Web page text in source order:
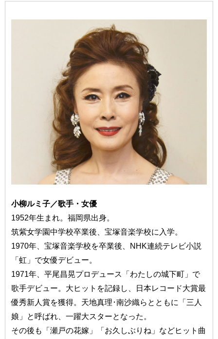
小柳ルミ子／歌手・女優
1952年生まれ。福岡県出身。
筑紫女学園中学校卒業後、宝塚音楽学校に入学。
1970年、宝塚音楽学校を卒業後、NHK連続テレビ小説
「虹」で女優デビュー。
1971年、平尾昌晃プロデュース「わたしの城下町」で
歌手デビュー。大ヒットを記録し、日本レコード大賞最
優秀新人賞を獲得。天地真理･南沙織らとともに「三人
娘」と呼ばれ、一躍大スターとなった。
その後も「瀬戸の花嫁」「お久しぶりね」などヒット曲